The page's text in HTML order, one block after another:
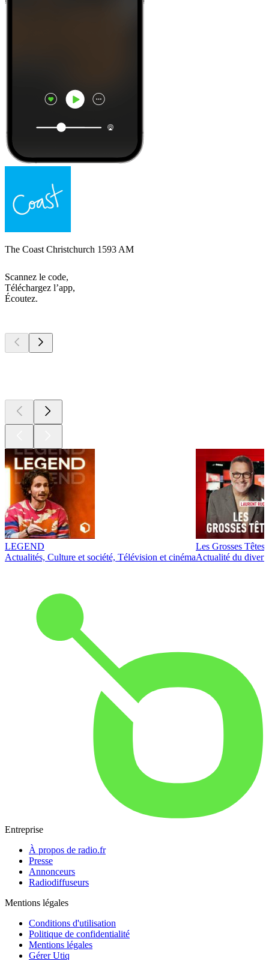
The Coast Christchurch 1593 AM
Scannez le code,
Téléchargez l’app,
Écoutez.
LEGEND
Actualités, Culture et société, Télévision et cinéma
Les Grosses Têtes
Actualité du
Entreprise
À propos de radio.fr
Presse
Annonceurs
Radiodiffuseurs
Mentions légales
Conditions d'utilisation
Politique de confidentialité
Mentions légales
Gérer Utiq